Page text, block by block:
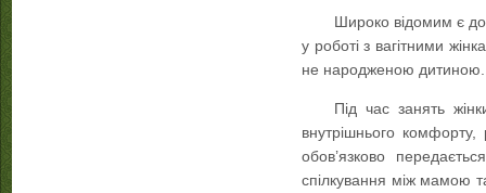
Широко відомим є
у роботі з вагітними
не народженою дитиною.
Під час занять
внутрішнього комфорту,
обов’язково
спілкування між мамою